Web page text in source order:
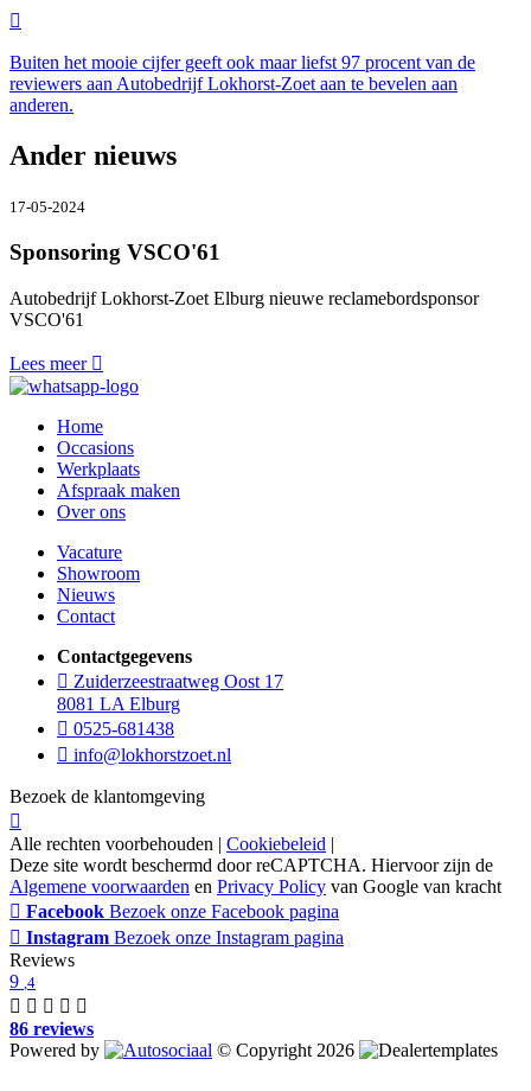
Buiten het mooie cijfer geeft ook maar liefst 97 procent van de
reviewers aan Autobedrijf Lokhorst-Zoet aan te bevelen aan
anderen.
Ander nieuws
17-05-2024
Sponsoring VSCO'61
Autobedrijf Lokhorst-Zoet Elburg nieuwe reclamebordsponsor
VSCO'61
Lees meer
Home
Occasions
Werkplaats
Afspraak maken
Over ons
Vacature
Showroom
Nieuws
Contact
Contactgegevens
Zuiderzeestraatweg Oost 17
8081 LA Elburg
0525-681438
info@lokhorstzoet.nl
Bezoek de klantomgeving
Alle rechten voorbehouden | Cookiebeleid |
Deze site wordt beschermd door reCAPTCHA. Hiervoor zijn de
Algemene voorwaarden en Privacy Policy van Google van kracht
Facebook Bezoek onze Facebook pagina
Instagram Bezoek onze Instagram pagina
Reviews
9 ,4
86 reviews
Powered by
© Copyright 2026